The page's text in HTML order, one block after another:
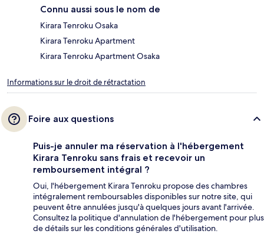
Connu aussi sous le nom de
Kirara Tenroku Osaka
Kirara Tenroku Apartment
Kirara Tenroku Apartment Osaka
Informations sur le droit de rétractation
Foire aux questions
Puis-je annuler ma réservation à l'hébergement
Kirara Tenroku sans frais et recevoir un
remboursement intégral ?
Oui, l'hébergement Kirara Tenroku propose des chambres
intégralement remboursables disponibles sur notre site, qui
peuvent être annulées jusqu'à quelques jours avant l'arrivée.
Consultez la politique d'annulation de l'hébergement pour plus
de détails sur les conditions générales d'utilisation.